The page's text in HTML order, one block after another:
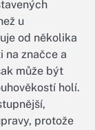
u
od několika
na značce a
může být
holí.
protože